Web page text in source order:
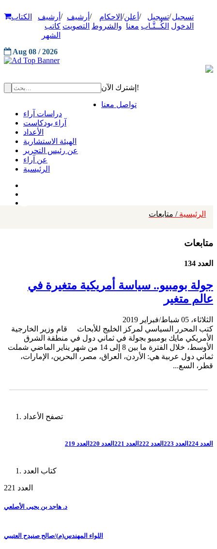
تسجيل
الدخول
/تسجيل
الكُــتَّـاب
/ أعلن
معنا
/ الاحكام
والشروط
/ أرشيف
التصويت
/ أرشيف
كاتب
الشهر
الكتاب
Aug 08 / 2026
إشترك الآن!
تواصل معنا
دراسات آراء
آراء بودكاست
الأعداد
الهيئة الاستشارية
عن رئيس التحرير
عن آراء
الرئيسية
الرئيسية / متابعات
متابعات
العدد 134
جولة بومبيو.. سياسة أمريكية متغيرة في
عالم متغير
الثلاثاء، 05 شباط/فبراير 2019
كتب المحرر السياسي لمركز الخليج للأبحاث قام وزير الخارجية
الأمريكي مايك بومبيو بجولة في ثماني دول في منطقة الشرق
الأوسط، خلال الفترة ما بين 8 إلى 14 من شهر يناير الماضي شملت
ثماني دول عربية هي: الأردن، العراق، مصر، البحرين، الإمارات،
قطر، السع...
تصفح الأعداد
العدد 224 العدد 223 العدد 222 العدد 221 العدد 220 العدد 219
كتاب العدد
العدد 221
د. هاجد بن يحيى الأصلعي
اللواء المهندس(م)/صالح صنيدح العتيبي